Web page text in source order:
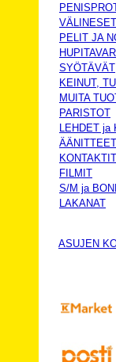
PELIT JA
SYÖTÄVÄT
KEINUT,
MUITA
PARISTOT
LEHDET ja
ÄÄNITTEET
KONTAKTIT
FILMIT
S/M ja
LAKANAT
ASUJEN